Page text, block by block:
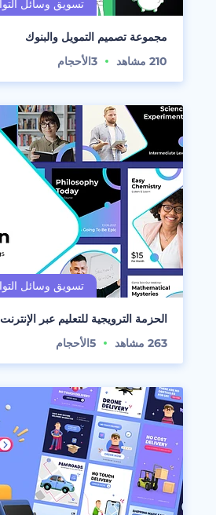
مجموعة تصميم التمويل والبنوك
210 مشاهد 3الأحجام
الحزمة الترويجية للتعليم عبر الإنترنت
263 مشاهد 5الأحجام